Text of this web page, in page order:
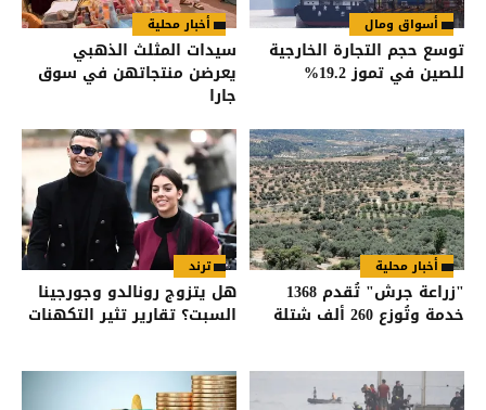
أسواق ومال
توسع حجم التجارة الخارجية
للصين في تموز 19.2%
أخبار محلية
سيدات المثلث الذهبي
يعرضن منتجاتهن في سوق
جارا
أخبار محلية
"زراعة جرش" تُقدم 1368
خدمة وتُوزع 260 ألف شتلة
ترند
هل يتزوج رونالدو وجورجينا
السبت؟ تقارير تثير التكهنات